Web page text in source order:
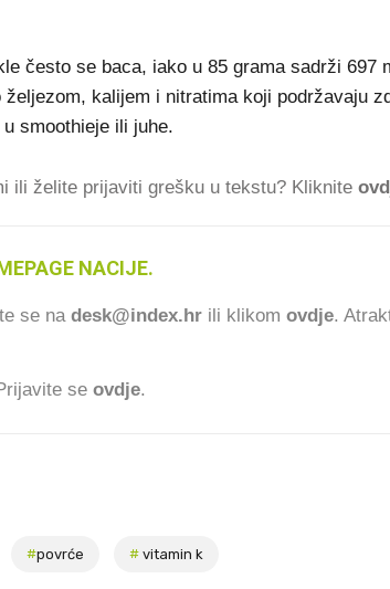
često se baca, iako u 85 grama sadrži 697
željezom, kalijem i nitratima koji podržavaju
smoothieje ili juhe.
ili želite prijaviti grešku u tekstu? Kliknite
NACIJE.
se na desk@index.hr ili klikom ovdje.
se ovdje.
#povrće # vitamin k